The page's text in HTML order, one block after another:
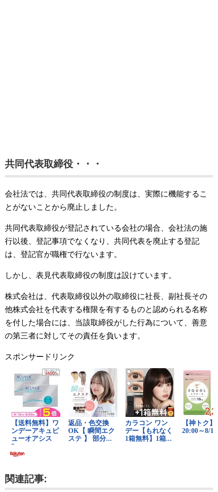
共同代表取締役・・・
会社法では、共同代表取締役の制度は、実際に機能するこ
とがないことから廃止しました。
共同代表取締役が登記されている会社の場合、会社法の施
行以後、登記事項でなくなり、共同代表を廃止する登記
は、登記官が職権で行ないます。
しかし、表見代表取締役の制度は設けています。
株式会社は、代表取締役以外の取締役に社長、副社長その
他株式会社を代表する権限を有するものと認められる名称
を付した場合には、当該取締役がした行為について、善意
の第三者に対してその責任を負います。
スポンサードリンク
関連記事: